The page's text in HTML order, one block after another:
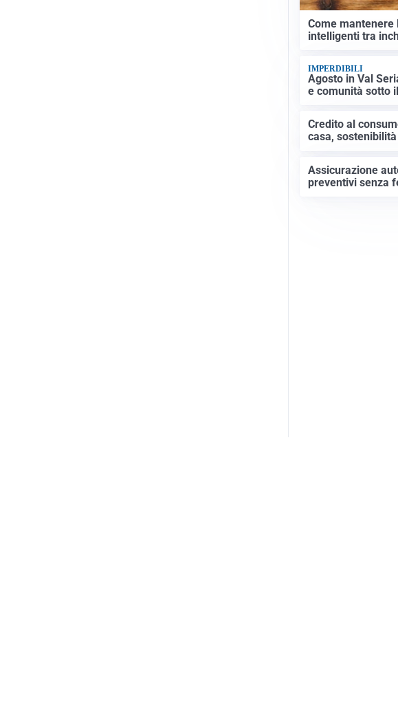
Come
intelligenti tra
IMPERDIBILI
Agosto in Val
e comunità sotto
Credito al
casa,
Assicurazione
preventivi senza